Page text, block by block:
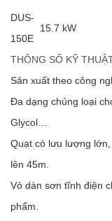
DUS-
150E
15.7 kW
THÔNG SỐ KỸ
Sản xuất theo công
Đa dạng chủng loại
Glycol…
Quạt có lưu lượng
lên 45m.
Vỏ dàn sơn tĩnh điện
phẩm.